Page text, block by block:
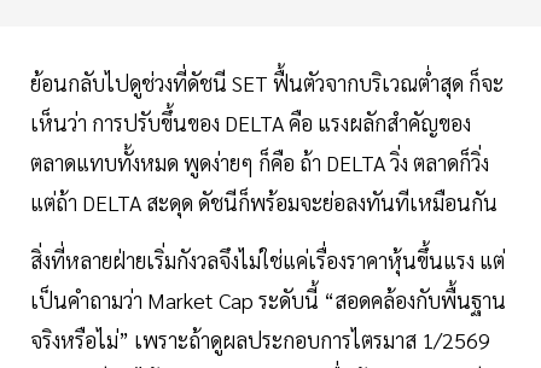
ย้อนกลับไปดูช่วงที่ดัชนี SET ฟื้นตัวจากบริเวณต่ำสุด ก็จะ
เห็นว่า การปรับขึ้นของ DELTA คือ แรงผลักสำคัญของ
ตลาดแทบทั้งหมด พูดง่ายๆ ก็คือ ถ้า DELTA วิ่ง ตลาดก็วิ่ง
แต่ถ้า DELTA สะดุด ดัชนีก็พร้อมจะย่อลงทันทีเหมือนกัน
สิ่งที่หลายฝ่ายเริ่มกังวลจึงไม่ใช่แค่เรื่องราคาหุ้นขึ้นแรง แต่
เป็นคำถามว่า Market Cap ระดับนี้ “สอดคล้องกับพื้นฐาน
จริงหรือไม่” เพราะถ้าดูผลประกอบการไตรมาส 1/2569